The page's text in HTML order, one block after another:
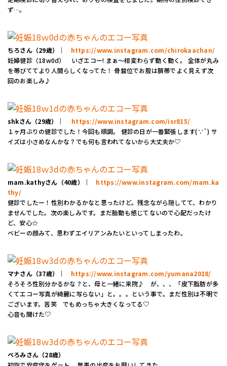
ず…。
ちろさん（29歳）｜ https://www.instagram.com/chirokaachan/
妊婦健診（18w0d） いざエコー! まぁ～相変わらず動く動く。 全体が丸み
を帯びててより人間らしくなってた！ 骨盤位でお股は臍帯でよく見えず次
回のお楽しみ♪
shkさん（29歳）｜ https://www.instagram.com/isr815/
１ヶ月ぶりの健診でした！今回も順調。 健診の日が一番緊張します(∵`) サ
イズは小さめなんかな？でも何も言われてないから大丈夫か♡
mam.kathyさん（40歳）｜ https://www.instagram.com/mam.ka
thy/
健診でしたー！性別わかるかなと思ったけど。残念ながら隠してて、わかり
ませんでした。次の楽しみです。まだ胎動も感じてないので心配だったけ
ど、安心☆
ベビーの顔みて、思わずエイリアンみたいといってしまったわ。
マナさん（37歳）｜ https://www.instagram.com/yumana2018/
そろそろ性別分かるかな？と、母と一緒に来院♪ が、、、「皮下脂肪が多
くてエコー写真が綺麗に写らない」と。。。という事で。まだ性別は不明で
ございます。苦笑 でもめっちゃ大きくなってる♡
心音も聞けた♡
ぺろみさん（28歳）